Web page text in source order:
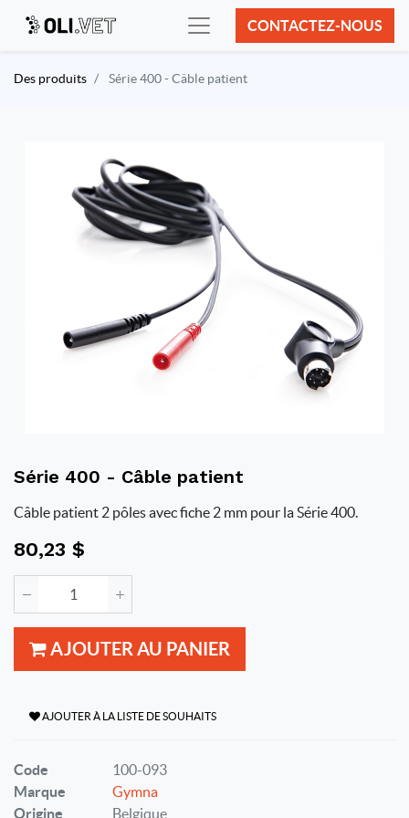
CONTACTEZ-NOUS
Des produits Série 400 - Câble patient
Série 400 - Câble patient
Câble patient 2 pôles avec fiche 2 mm pour la Série 400.
80,23 $
AJOUTER AU PANIER
AJOUTER À LA LISTE DE SOUHAITS
Code
100-093
Marque
Gymna
Origine
Belgique